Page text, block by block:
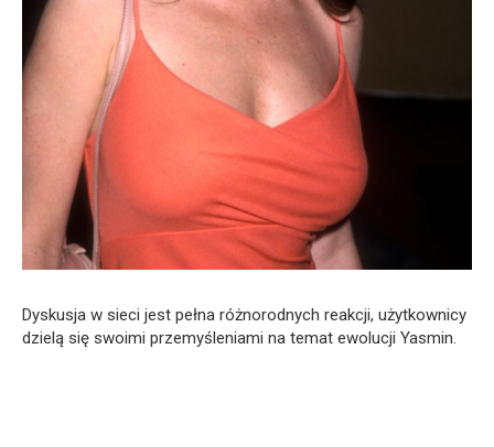
Dyskusja w sieci jest pełna różnorodnych reakcji, użytkownicy
dzielą się swoimi przemyśleniami na temat ewolucji Yasmin.